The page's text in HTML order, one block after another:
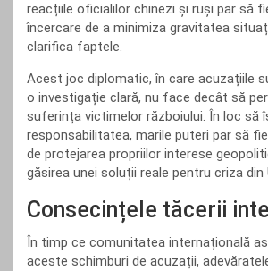
reacțiile oficialilor chinezi și ruși par să
încercare de a minimiza gravitatea
clarifica faptele.
Acest joc diplomatic, în care acuzațiile
o investigație clară, nu face decât să
suferința victimelor războiului. În loc să
responsabilitatea, marile puteri par să
de protejarea propriilor interese
găsirea unei soluții reale pentru criza din
Consecințele tăcerii
În timp ce comunitatea internațională
aceste schimburi de acuzații,